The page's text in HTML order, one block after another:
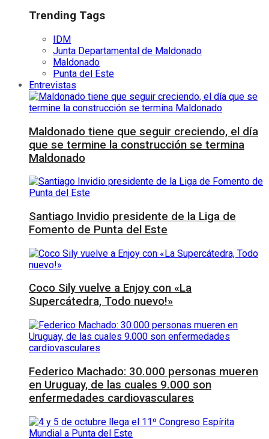
Trending Tags
IDM
Junta Departamental de Maldonado
Maldonado
Punta del Este
Entrevistas
Maldonado tiene que seguir creciendo, el día
que se termine la construcción se termina
Maldonado
Santiago Invidio presidente de la Liga de
Fomento de Punta del Este
Coco Sily vuelve a Enjoy con «La
Supercátedra, Todo nuevo!»
Federico Machado: 30.000 personas mueren
en Uruguay, de las cuales 9.000 son
enfermedades cardiovasculares